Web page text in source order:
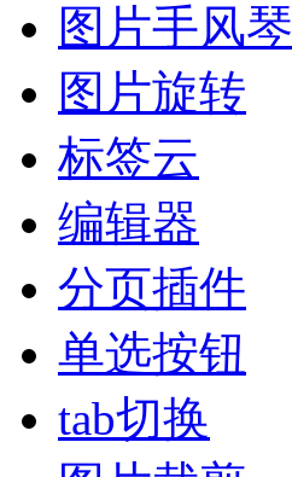
图片手风琴
图片旋转
标签云
编辑器
分页插件
单选按钮
tab切换